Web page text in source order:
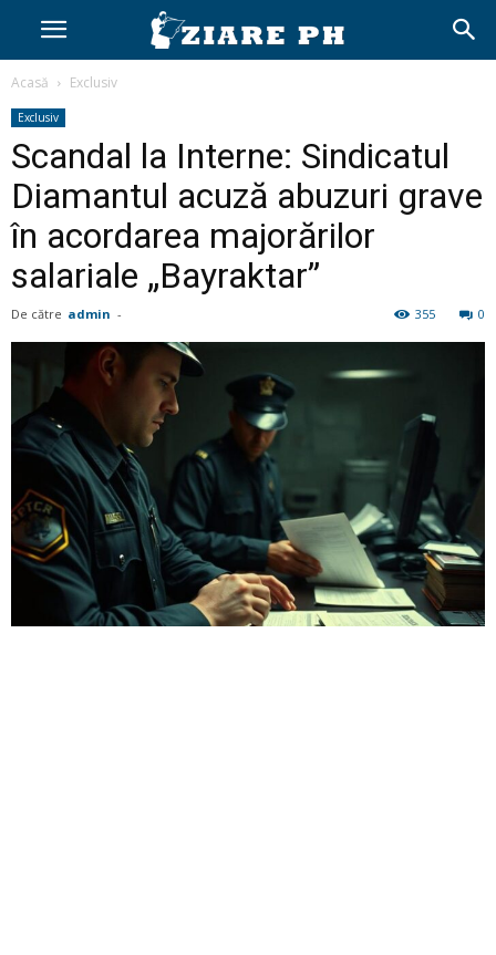
Acasă Exclusiv
Exclusiv
Scandal la Interne: Sindicatul
Diamantul acuză abuzuri grave
în acordarea majorărilor
salariale „Bayraktar”
De către admin - 0
355